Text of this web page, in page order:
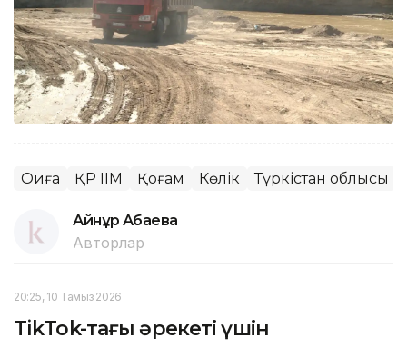
Оқиға ҚР ІІМ Қоғам Көлік Түркістан облысы
Айнұр Ақбаева
Авторлар
20:25, 10 Тамыз 2026
TikTok-тағы әрекеті үшін